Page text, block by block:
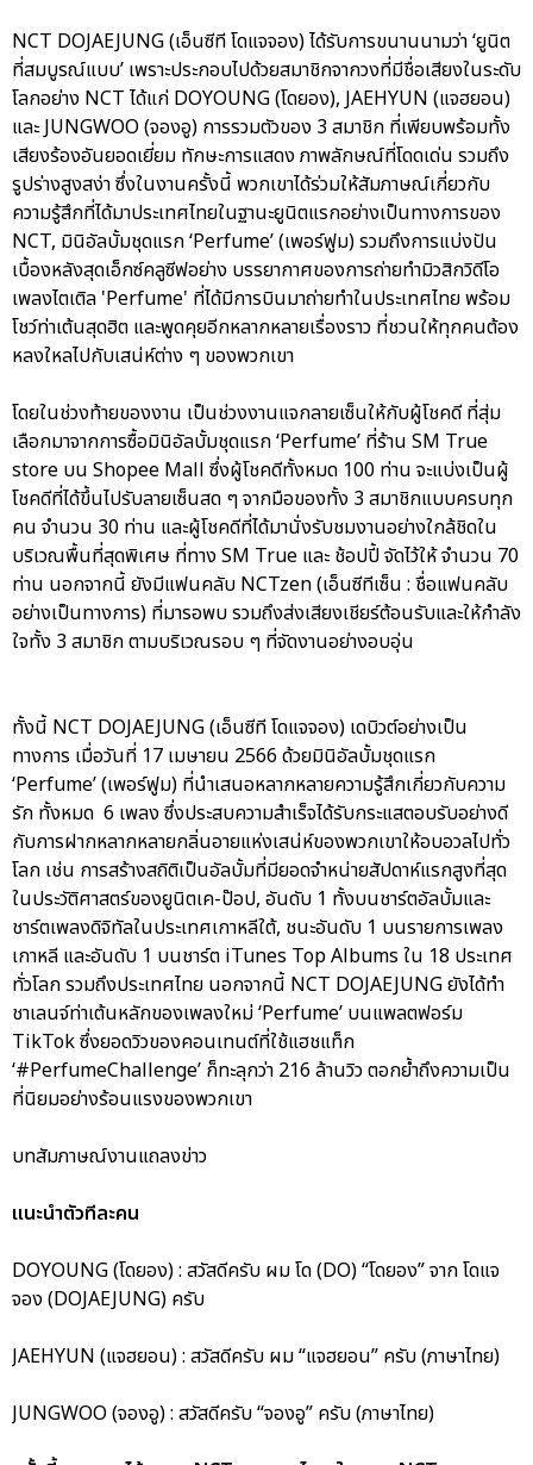
NCT DOJAEJUNG (เอ็นซีที โดแจจอง) ได้รับการขนานนามว่า ‘ยูนิต
ที่สมบูรณ์แบบ’ เพราะประกอบไปด้วยสมาชิกจากวงที่มีชื่อเสียงในระดับ
โลกอย่าง NCT ได้แก่ DOYOUNG (โดยอง), JAEHYUN (แจฮยอน)
และ JUNGWOO (จองอู) การรวมตัวของ 3 สมาชิก ที่เพียบพร้อมทั้ง
เสียงร้องอันยอดเยี่ยม ทักษะการแสดง ภาพลักษณ์ที่โดดเด่น รวมถึง
รูปร่างสูงสง่า ซึ่งในงานครั้งนี้ พวกเขาได้ร่วมให้สัมภาษณ์เกี่ยวกับ
ความรู้สึกที่ได้มาประเทศไทยในฐานะยูนิตแรกอย่างเป็นทางการของ
NCT, มินิอัลบั้มชุดแรก ‘Perfume’ (เพอร์ฟูม) รวมถึงการแบ่งปัน
เบื้องหลังสุดเอ็กซ์คลูซีฟอย่าง บรรยากาศของการถ่ายทำมิวสิกวิดีโอ
เพลงไตเติล 'Perfume' ที่ได้มีการบินมาถ่ายทำในประเทศไทย พร้อม
โชว์ท่าเต้นสุดฮิต และพูดคุยอีกหลากหลายเรื่องราว ที่ชวนให้ทุกคนต้อง
หลงใหลไปกับเสน่ห์ต่าง ๆ ของพวกเขา
โดยในช่วงท้ายของงาน เป็นช่วงงานแจกลายเซ็นให้กับผู้โชคดี ที่สุ่ม
เลือกมาจากการซื้อมินิอัลบั้มชุดแรก ‘Perfume’ ที่ร้าน SM True
store บน Shopee Mall ซึ่งผู้โชคดีทั้งหมด 100 ท่าน จะแบ่งเป็นผู้
โชคดีที่ได้ขึ้นไปรับลายเซ็นสด ๆ จากมือของทั้ง 3 สมาชิกแบบครบทุก
คน จำนวน 30 ท่าน และผู้โชคดีที่ได้มานั่งรับชมงานอย่างใกล้ชิดใน
บริเวณพื้นที่สุดพิเศษ ที่ทาง SM True และ ช้อปปี้ จัดไว้ให้ จำนวน 70
ท่าน นอกจากนี้ ยังมีแฟนคลับ NCTzen (เอ็นซีทีเซ็น : ชื่อแฟนคลับ
อย่างเป็นทางการ) ที่มารอพบ รวมถึงส่งเสียงเชียร์ต้อนรับและให้กำลัง
ใจทั้ง 3 สมาชิก ตามบริเวณรอบ ๆ ที่จัดงานอย่างอบอุ่น
ทั้งนี้ NCT DOJAEJUNG (เอ็นซีที โดแจจอง) เดบิวต์อย่างเป็น
ทางการ เมื่อวันที่ 17 เมษายน 2566 ด้วยมินิอัลบั้มชุดแรก
‘Perfume’ (เพอร์ฟูม) ที่นำเสนอหลากหลายความรู้สึกเกี่ยวกับความ
รัก ทั้งหมด 6 เพลง ซึ่งประสบความสำเร็จได้รับกระแสตอบรับอย่างดี
กับการฝากหลากหลายกลิ่นอายแห่งเสน่ห์ของพวกเขาให้อบอวลไปทั่ว
โลก เช่น การสร้างสถิติเป็นอัลบั้มที่มียอดจำหน่ายสัปดาห์แรกสูงที่สุด
ในประวัติศาสตร์ของยูนิตเค-ป๊อป, อันดับ 1 ทั้งบนชาร์ตอัลบั้มและ
ชาร์ตเพลงดิจิทัลในประเทศเกาหลีใต้, ชนะอันดับ 1 บนรายการเพลง
เกาหลี และอันดับ 1 บนชาร์ต iTunes Top Albums ใน 18 ประเทศ
ทั่วโลก รวมถึงประเทศไทย นอกจากนี้ NCT DOJAEJUNG ยังได้ทำ
ชาเลนจ์ท่าเต้นหลักของเพลงใหม่ ‘Perfume’ บนแพลตฟอร์ม
TikTok ซึ่งยอดวิวของคอนเทนต์ที่ใช้แฮชแท็ก
‘#PerfumeChallenge’ ก็ทะลุกว่า 216 ล้านวิว ตอกย้ำถึงความเป็น
ที่นิยมอย่างร้อนแรงของพวกเขา
บทสัมภาษณ์งานแถลงข่าว
แนะนำตัวทีละคน
DOYOUNG (โดยอง) : สวัสดีครับ ผม โด (DO) “โดยอง” จาก โดแจ
จอง (DOJAEJUNG) ครับ
JAEHYUN (แจฮยอน) : สวัสดีครับ ผม “แจฮยอน” ครับ (ภาษาไทย)
JUNGWOO (จองอู) : สวัสดีครับ “จองอู” ครับ (ภาษาไทย)